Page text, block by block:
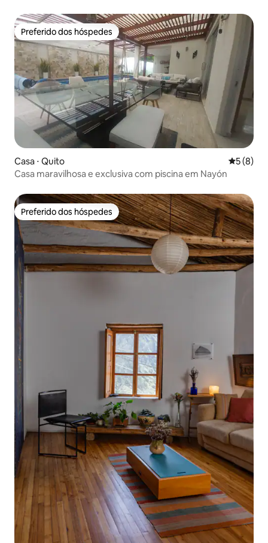
Preferido dos hóspedes
Preferido dos hóspedes
Casa ⋅ Quito 5 de
5 (8)
Casa maravilhosa e exclusiva com piscina em Nayón
Preferido dos hóspedes
Preferido dos hóspedes